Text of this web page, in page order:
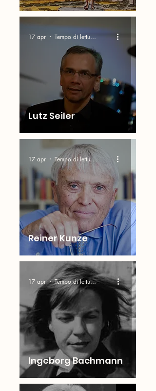
Lutz Seiler
17 apr Tempo di lettura: 4 min
Reiner Kunze
17 apr Tempo di lettura: 2 min
Ingeborg Bachmann
17 apr Tempo di lettura: 2 min